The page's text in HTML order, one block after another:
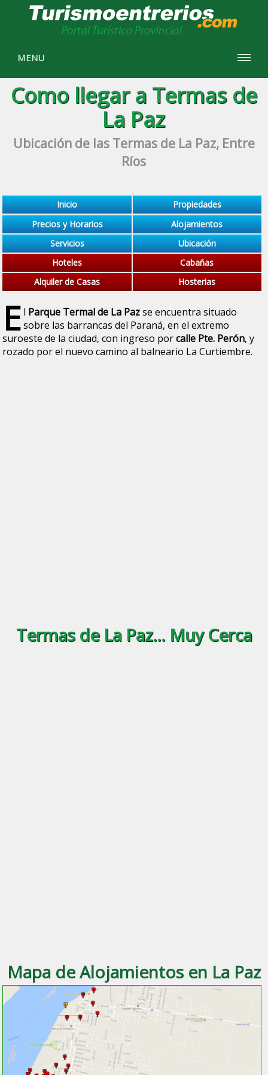
MENU
Como llegar a Termas de
La Paz
Ubicación de las Termas de La Paz, Entre
Ríos
Inicio
Propiedades
Precios y Horarios
Alojamientos
Servicios
Ubicación
Hoteles
Cabañas
Alquiler de Casas
Hosterias
E l Parque Termal de La Pazse encuentra situado
sobre las barrancas del Paraná, en el extremo
suroeste de la ciudad, con ingreso porcalle Pte. Perón, y
rozado por el nuevo camino al balneario La Curtiembre.
Termas de La Paz... Muy Cerca
Mapa de Alojamientos en La Paz